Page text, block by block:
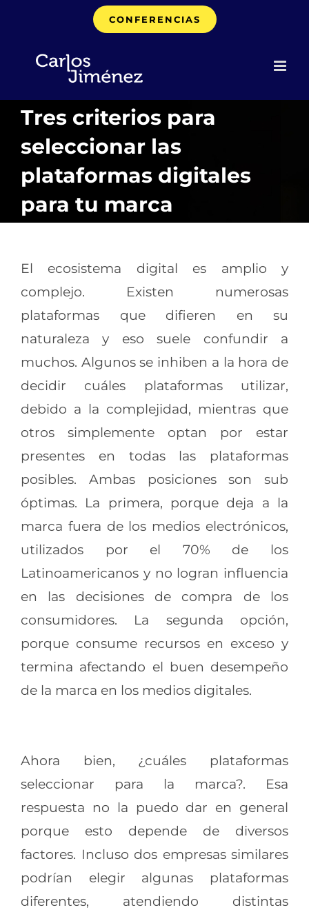
CONFERENCIAS
Tres criterios para
seleccionar las
plataformas digitales
para tu marca
El ecosistema digital es amplio y
complejo. Existen numerosas
plataformas que difieren en su
naturaleza y eso suele confundir a
muchos. Algunos se inhiben a la hora de
decidir cuáles plataformas utilizar,
debido a la complejidad, mientras que
otros simplemente optan por estar
presentes en todas las plataformas
posibles. Ambas posiciones son sub
óptimas. La primera, porque deja a la
marca fuera de los medios electrónicos,
utilizados por el 70% de los
Latinoamericanos y no logran influencia
en las decisiones de compra de los
consumidores. La segunda opción,
porque consume recursos en exceso y
termina afectando el buen desempeño
de la marca en los medios digitales.
Ahora bien, ¿cuáles plataformas
seleccionar para la marca?. Esa
respuesta no la puedo dar en general
porque esto depende de diversos
factores. Incluso dos empresas similares
podrían elegir algunas plataformas
diferentes, atendiendo distintas